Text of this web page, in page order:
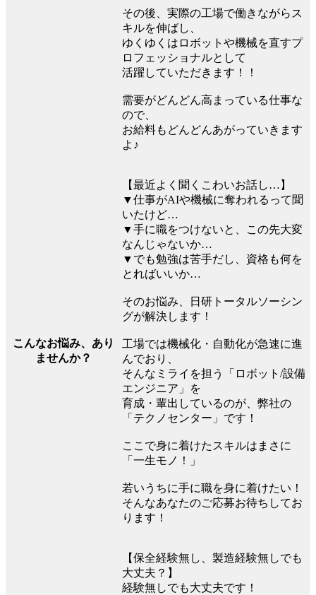
その後、実際の工場で働きながらス
キルを伸ばし、
ゆくゆくはロボットや機械を直すプ
ロフェッショナルとして
活躍していただきます！！
需要がどんどん高まっている仕事な
ので、
お給料もどんどんあがっていきます
よ♪
こんなお悩み、あり
ませんか？
【最近よく聞くこわいお話し…】
▼仕事がAIや機械に奪われるって聞
いたけど…
▼手に職をつけないと、この先大変
なんじゃないか…
▼でも勉強は苦手だし、資格も何を
とればいいか…
そのお悩み、日研トータルソーシン
グが解決します！
工場では機械化・自動化が急速に進
んでおり、
そんなミライを担う「ロボット/設備
エンジニア」を
育成・輩出しているのが、弊社の
「テクノセンター」です！
ここで身に着けたスキルはまさに
「一生モノ！」
若いうちに手に職を身に着けたい！
そんなあなたのご応募お待ちしてお
ります！
【保全経験無し、製造経験無しでも
大丈夫？】
経験無しでも大丈夫です！